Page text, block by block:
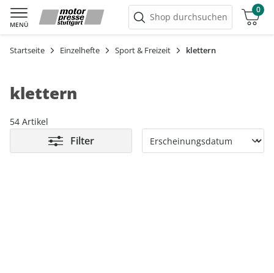
MENÜ
Shop durchsuchen
0
Warenkorb
Startseite Einzelhefte Sport & Freizeit klettern
klettern
54 Artikel
Filter